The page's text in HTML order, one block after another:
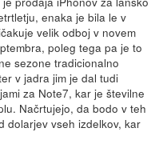
enaka je bila le v
velik odboj v novem
poleg tega pa je to
sezone tradicionalno
v jadra jim je dal tudi
za Note7, kar je številne
Načrtujejo, da bodo v teh
dolarjev vseh izdelkov, kar